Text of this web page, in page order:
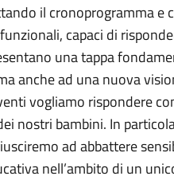
il cronoprogramma e
capaci di
una tappa
anche ad una nuova
vogliamo rispondere
nostri bambini. In
ad abbattere
nell’ambito di un